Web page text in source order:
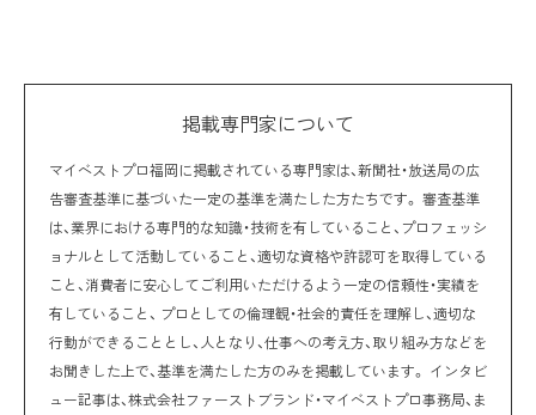
掲載専門家について
マイベストプロ福岡に掲載されている専門家は、新聞社・放送局の広
告審査基準に基づいた一定の基準を満たした方たちです。 審査基準
は、業界における専門的な知識・技術を有していること、プロフェッシ
ョナルとして活動していること、適切な資格や許認可を取得している
こと、消費者に安心してご利用いただけるよう一定の信頼性・実績を
有していること、 プロとしての倫理観・社会的責任を理解し、適切な
行動ができることとし、人となり、仕事への考え方、取り組み方などを
お聞きした上で、基準を満たした方のみを掲載しています。 インタビ
ュー記事は、株式会社ファーストブランド・マイベストプロ事務局、ま